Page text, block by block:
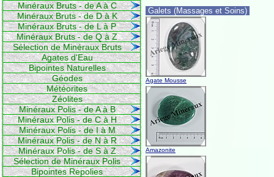
Minéraux Bruts - de A à C
Minéraux Bruts - de D à K
Minéraux Bruts - de L à P
Minéraux Bruts - de Q à Z
Sélection de Minéraux Bruts
Agates d'Eau
Bipointes Naturelles
Géodes
Météorites
Zéolites
Minéraux Polis - de A à B
Minéraux Polis - de C à H
Minéraux Polis - de I à M
Minéraux Polis - de N à R
Minéraux Polis - de S à Z
Sélection de Minéraux Polis
Bipointes Repolies
Galets (Massages et Soins)
Agate Mousse
Amazonite